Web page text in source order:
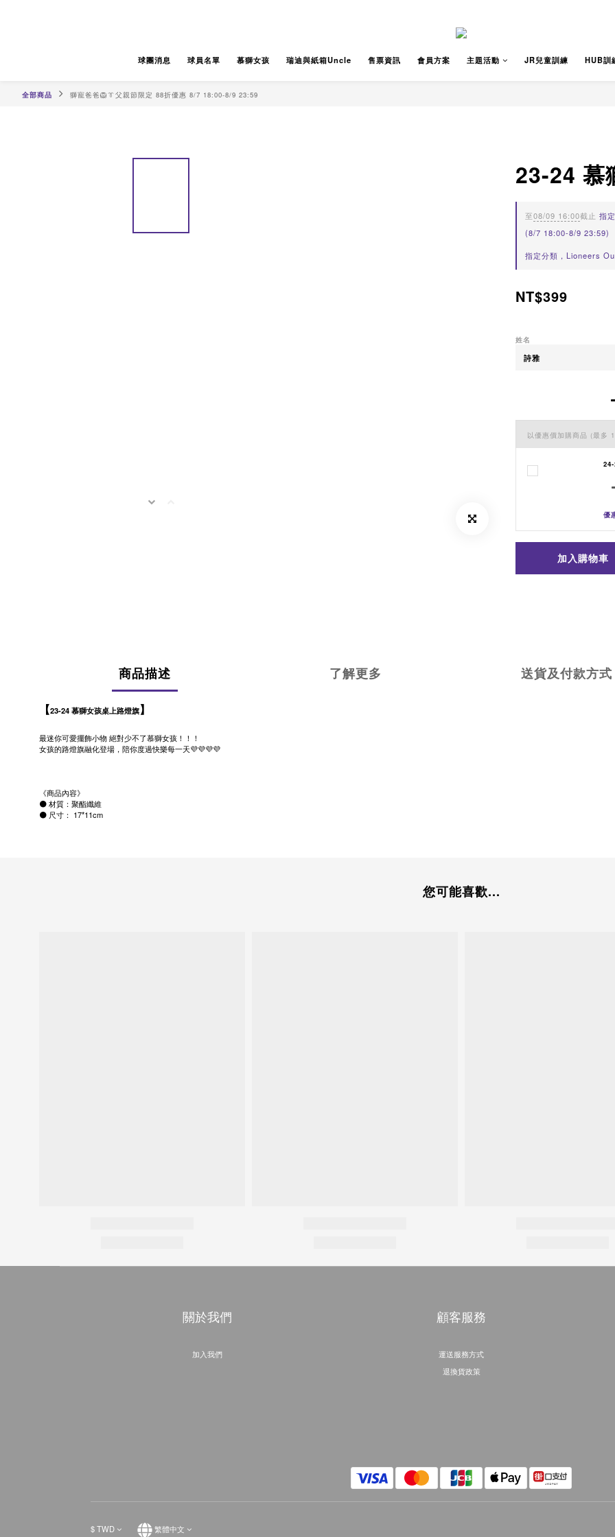
球團消息 球員名單 慕獅女孩 瑞迪與紙箱Uncle 售票資訊 會員方案 主題活動 JR兒童訓練 HUB訓
全部商品 獅寵爸爸🦁👔父親節限定 88折優惠 8/7 18:00-8/9 23:59
23-24 慕
至08/09 16:00截止 指
(8/7 18:00-8/9 23:59)
指定分類，Lioneers
NT$399
姓名
以優惠價加購商品 (最多
優
加入購物車
商品描述 了解更多 送貨及付款方式
【23-24 慕獅女孩桌上路燈旗】
最迷你可愛擺飾小物 絕對少不了慕獅女孩！！！
女孩的路燈旗融化登場，陪你度過快樂每一天💜💜💜💜
《商品內容》
⚫️ 材質：聚酯纖維
⚫️ 尺寸： 17*11cm
您可能喜歡...
關於我們
加入我們
顧客服務
運送服務方式
退換貨政策
$TWD 繁體中文